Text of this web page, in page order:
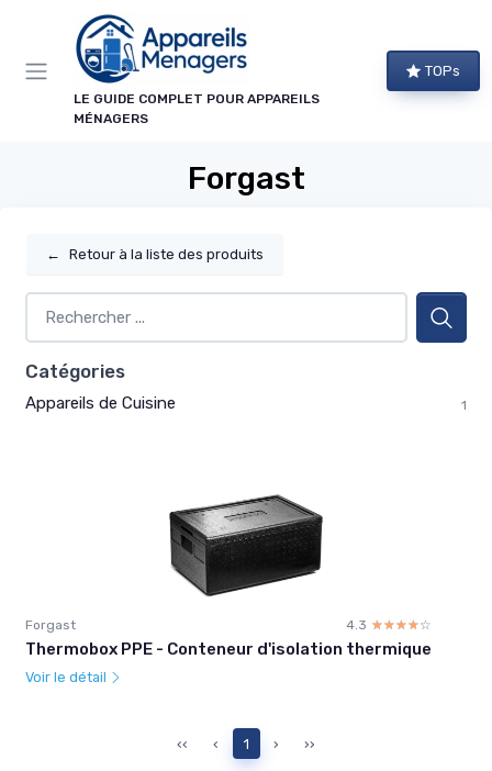
LE GUIDE COMPLET POUR APPAREILS
MÉNAGERS
TOPs
Forgast
← Retour à la liste des produits
Catégories
Appareils de Cuisine 1
Forgast 4.3 ☆☆☆☆☆
★★★★★
Thermobox PPE - Conteneur d'isolation thermique
Voir le détail
‹‹ ‹ 1 › ››
Panneau de gestion des cookies